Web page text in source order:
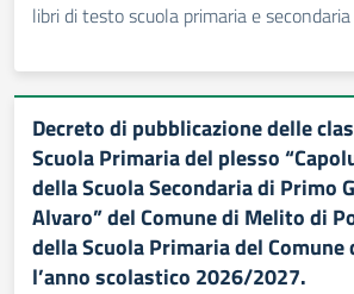
libri di testo scuola primaria e
Decreto di pubblicazione delle
Scuola Primaria del plesso
della Scuola Secondaria di Primo
Alvaro” del Comune di Melito di
della Scuola Primaria del
l’anno scolastico 2026/2027.